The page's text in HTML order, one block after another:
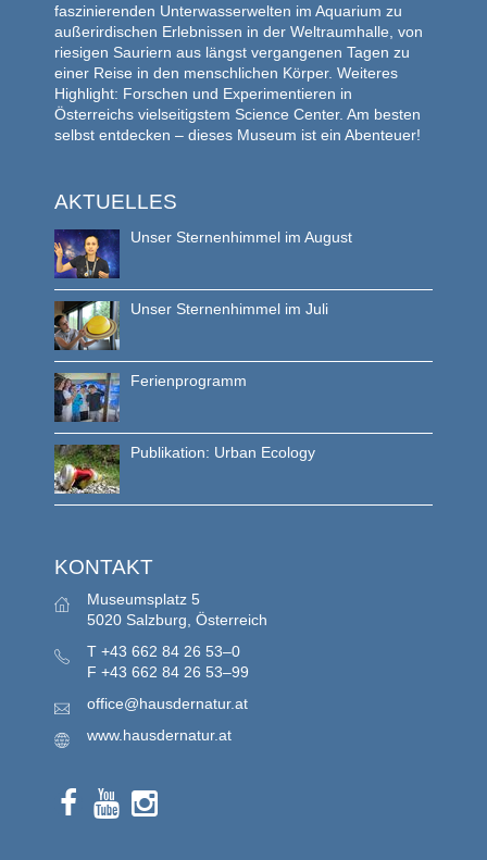
faszinierenden Unterwasserwelten im Aquarium zu
außerirdischen Erlebnissen in der Weltraumhalle, von
riesigen Sauriern aus längst vergangenen Tagen zu
einer Reise in den menschlichen Körper. Weiteres
Highlight: Forschen und Experimentieren in
Österreichs vielseitigstem Science Center. Am besten
selbst entdecken – dieses Museum ist ein Abenteuer!
AKTUELLES
Unser Sternenhimmel im August
Unser Sternenhimmel im Juli
Ferienprogramm
Publikation: Urban Ecology
KONTAKT
Museumsplatz 5
5020 Salzburg, Österreich
T +43 662 84 26 53–0
F +43 662 84 26 53–99
office@hausdernatur.at
www.hausdernatur.at